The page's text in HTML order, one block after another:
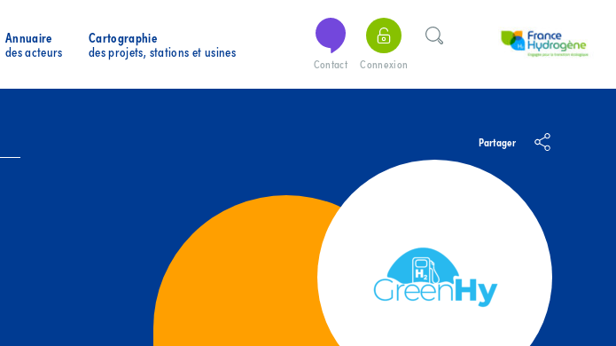
Annuaire
des acteurs
Cartographie
des projets, stations et usines
Contact Connexion
Partager